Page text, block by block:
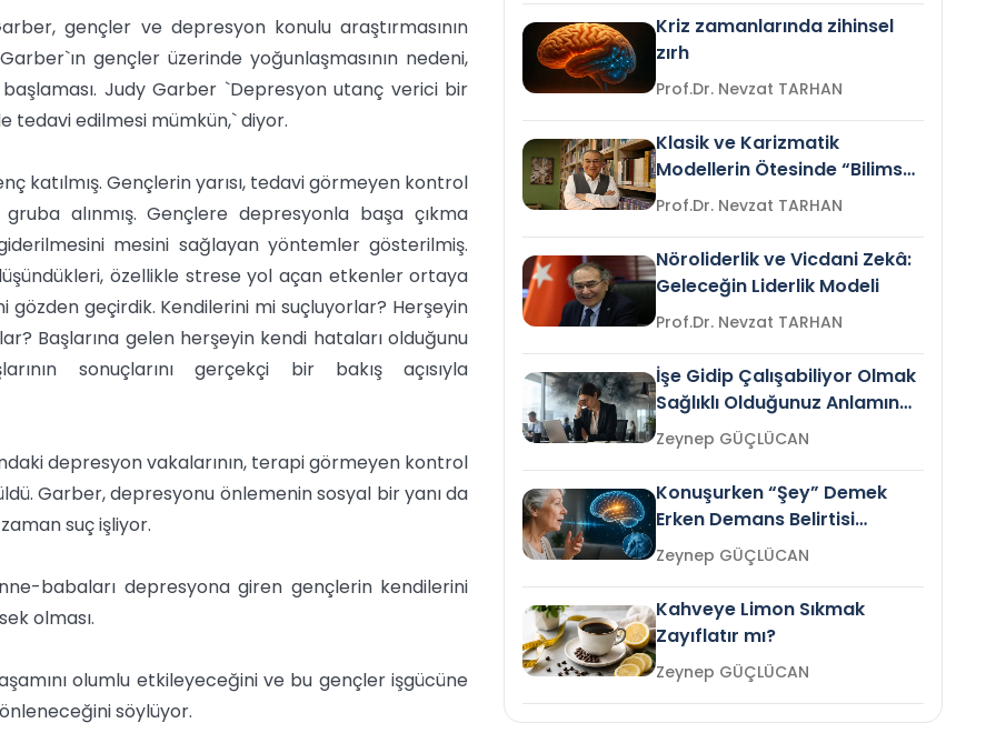
gençler ve depresyon konulu araştırmasının
gençler üzerinde yoğunlaşmasının nedeni,
Judy Garber `Depresyon utanç verici bir
tedavi edilmesi mümkün,` diyor.
katılmış. Gençlerin yarısı, tedavi görmeyen kontrol
alınmış. Gençlere depresyonla başa çıkma
mesini sağlayan yöntemler gösterilmiş.
özellikle strese yol açan etkenler ortaya
gözden geçirdik. Kendilerini mi suçluyorlar? Herşeyin
Başlarına gelen herşeyin kendi hataları olduğunu
sonuçlarını gerçekçi bir bakış açısıyla
depresyon vakalarının, terapi görmeyen kontrol
Garber, depresyonu önlemenin sosyal bir yanı da
suç işliyor.
babaları depresyona giren gençlerin kendilerini
olması.
olumlu etkileyeceğini ve bu gençler işgücüne
söylüyor.
Kriz zamanlarında zihinsel
zırh
Prof.Dr. Nevzat TARHAN
Klasik ve Karizmatik
Modellerin Ötesinde “Bilimsel
Liderlik”
Prof.Dr. Nevzat TARHAN
Nöroliderlik ve Vicdani Zekâ:
Geleceğin Liderlik Modeli
Prof.Dr. Nevzat TARHAN
İşe Gidip Çalışabiliyor Olmak
Sağlıklı Olduğunuz Anlamına
Gelir mi?Zeynep GÜÇLÜCAN
Konuşurken “Şey” Demek
Erken Demans Belirtisi
Olabilir mi?Zeynep GÜÇLÜCAN
Kahveye Limon Sıkmak
Zayıflatır mı?
Zeynep GÜÇLÜCAN